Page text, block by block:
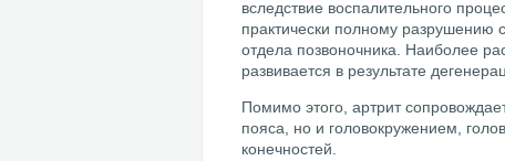
вследствие воспалительного
практически полному разрушению
отдела позвоночника. Наиболее
развивается в результате
Помимо этого, артрит
пояса, но и головокружением,
конечностей.